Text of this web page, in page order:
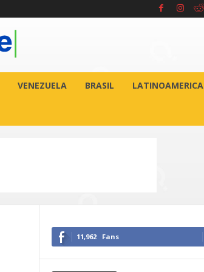
VENEZUELA BRASIL LATINOAMERICA
11,962 Fans